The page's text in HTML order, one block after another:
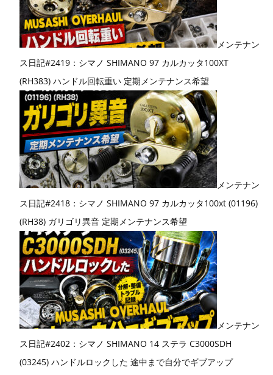
メンテナン
ス日記#2419：シマノ SHIMANO 97 カルカッタ100XT
(RH383) ハンドル回転重い 定期メンテナンス希望
メンテナン
ス日記#2418：シマノ SHIMANO 97 カルカッタ100xt (01196)
(RH38) ガリゴリ異音 定期メンテナンス希望
メンテナン
ス日記#2402：シマノ SHIMANO 14 ステラ C3000SDH
(03245) ハンドルロックした 途中まで自分でギブアップ